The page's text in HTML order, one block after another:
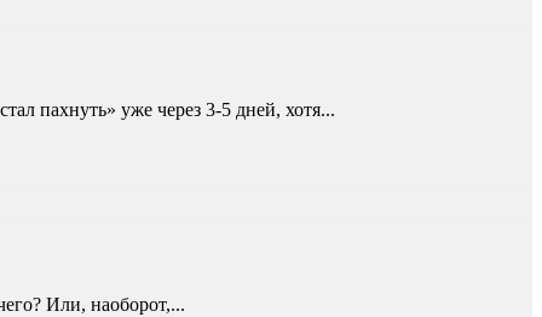
пахнуть» уже через 3-5 дней, хотя...
Или, наоборот,...